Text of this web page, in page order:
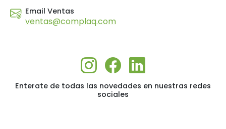
Email Ventas
ventas@complaq.com
Enterate de todas las novedades en nuestras redes
sociales